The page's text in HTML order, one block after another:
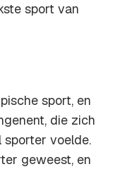
sport van
sport, en
die zich
voelde.
geweest, en